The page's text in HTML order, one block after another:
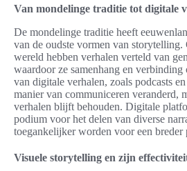
Van mondelinge traditie tot digitale
De mondelinge traditie heeft
van de oudste vormen van storytelling.
wereld hebben verhalen verteld van
waardoor ze samenhang en
van digitale verhalen, zoals podcasts
manier van communiceren veranderd,
verhalen blijft behouden. Digitale
podium voor het delen van diverse
toegankelijker worden voor een breder
Visuele storytelling en zijn